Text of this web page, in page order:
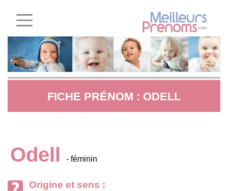
FICHE PRÉNOM : ODELL
Odell - féminin
Origine et sens :